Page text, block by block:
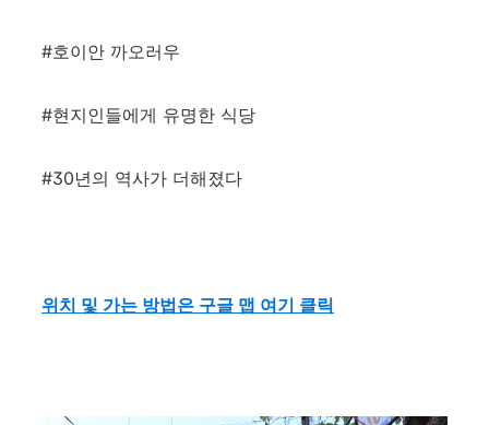
#호이안 까오러우
#현지인들에게 유명한 식당
#30년의 역사가 더해졌다
위치 및 가는 방법은 구글 맵 여기 클릭